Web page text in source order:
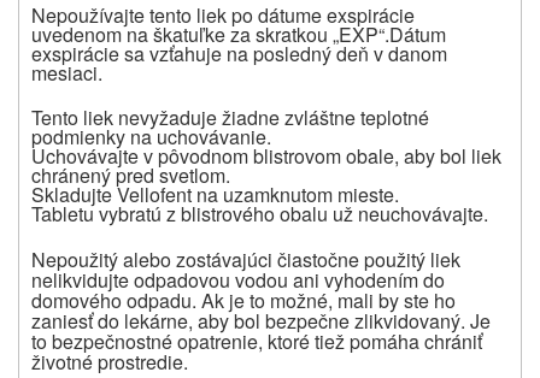
Nepoužívajte tento liek po dátume exspirácie
uvedenom na škatuľke za skratkou „EXP“.Dátum
exspirácie sa vzťahuje na posledný deň v danom
mesiaci.
Tento liek nevyžaduje žiadne zvláštne teplotné
podmienky na uchovávanie.
Uchovávajte v pôvodnom blistrovom obale, aby bol liek
chránený pred svetlom.
Skladujte Vellofent na uzamknutom mieste.
Tabletu vybratú z blistrového obalu už neuchovávajte.
Nepoužitý alebo zostávajúci čiastočne použitý liek
nelikvidujte odpadovou vodou ani vyhodením do
domového odpadu. Ak je to možné, mali by ste ho
zaniesť do lekárne, aby bol bezpečne zlikvidovaný. Je
to bezpečnostné opatrenie, ktoré tiež pomáha chrániť
životné prostredie.